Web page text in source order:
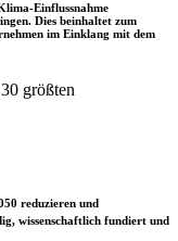
Einflussnahme
Dies beinhaltet zum
im Einklang mit dem
größten
reduzieren und
wissenschaftlich fundiert und